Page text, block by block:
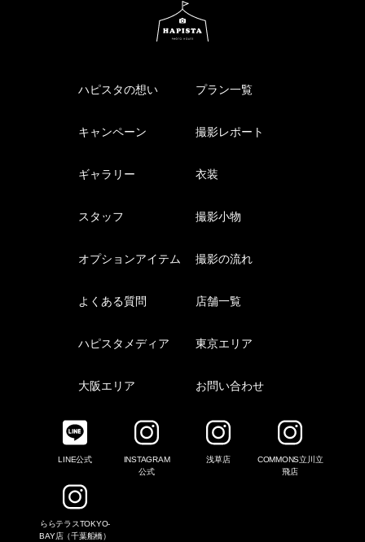
ハピスタの想い プラン一覧
キャンペーン 撮影レポート
ギャラリー 衣装
スタッフ 撮影小物
オプションアイテム 撮影の流れ
よくある質問 店舗一覧
ハピスタメディア 東京エリア
大阪エリア お問い合わせ
LINE公式
INSTAGRAM
公式
浅草店
COMMONS立川立
飛店
ららテラスTOKYO-
BAY店（千葉船橋）